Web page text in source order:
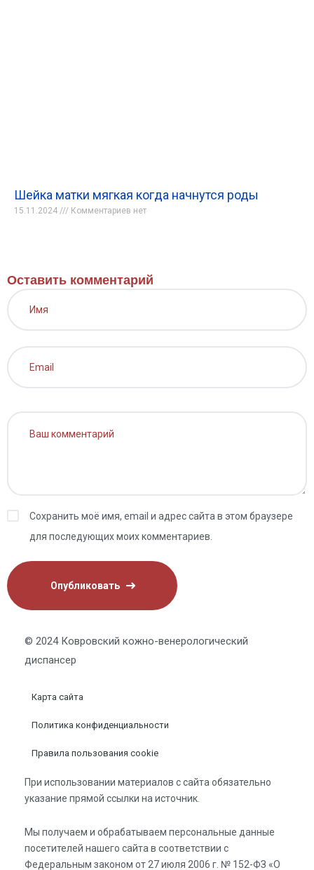
Шейка матки мягкая когда начнутся роды
15.11.2024 Комментариев нет
Оставить комментарий
Сохранить моё имя, email и адрес сайта в этом браузере
для последующих моих комментариев.
© 2024 Ковровский кожно-венерологический
диспансер
Карта сайта
Политика конфиденциальности
Правила пользования cookie
При использовании материалов с сайта обязательно
указание прямой ссылки на источник.
Мы получаем и обрабатываем персональные данные
посетителей нашего сайта в соответствии с
Федеральным законом от 27 июля 2006 г. № 152-ФЗ «О